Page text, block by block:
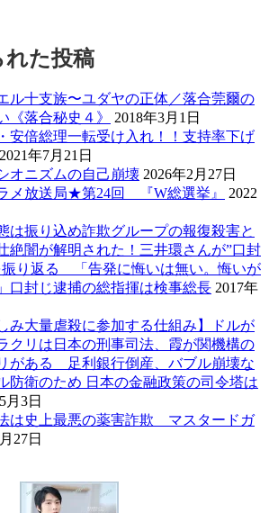
た投稿
ル十支族〜ユダヤの正体／落合莞爾の
《落合秘史４》
2018年3月1日
安倍総理一転受け入れ！！支持率下げ
2021年7月21日
オニズムの自己崩壊 2026年2月27日
メ放送局★第24回 『W総選挙』
2022
振り込め詐欺グループの報復殺害と
絶闇が解明された！三井環さんが”口封
振り返る 「告発に悔いは無い。悔いが
口封じ逮捕の総指揮は検事総長 2017年
み大量虐殺に参加する仕組み】ドルが
クリは日本の刑事司法、霞が関機構の
がある 足利銀行倒産、バブル崩壊な
防衛のため 日本の金融政策の司令塔は
月3日
は史上最悪の薬害詐欺 マスタードガ
27日